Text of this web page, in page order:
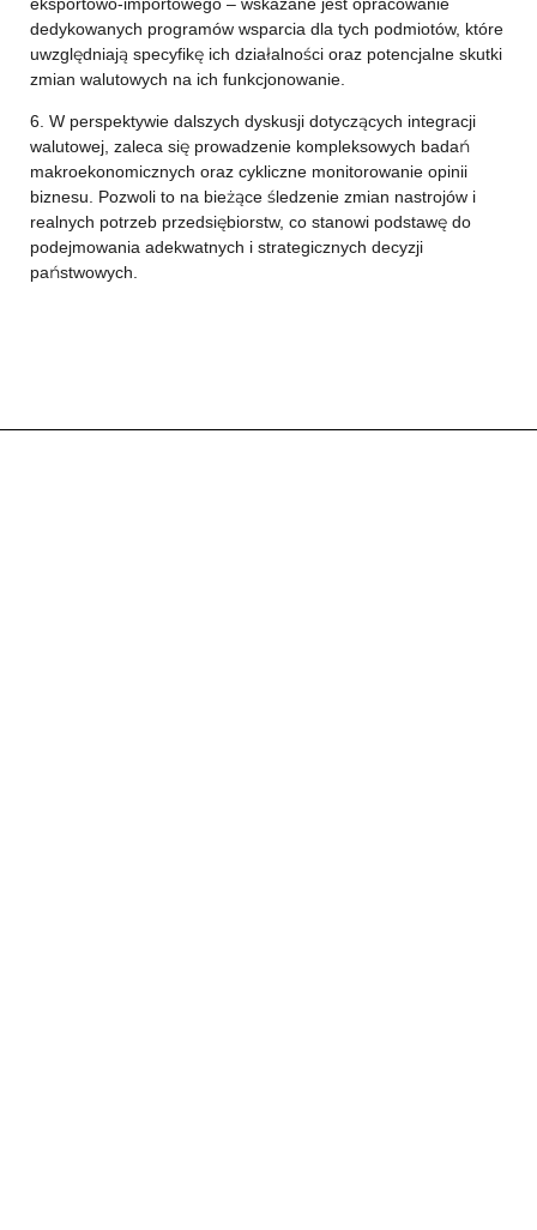
dedykowanych programów wsparcia dla tych podmiotów, które
uwzględniają specyfikę ich działalności oraz potencjalne skutki
zmian walutowych na ich funkcjonowanie.
6. W perspektywie dalszych dyskusji dotyczących integracji
walutowej, zaleca się prowadzenie kompleksowych badań
makroekonomicznych oraz cykliczne monitorowanie opinii
biznesu. Pozwoli to na bieżące śledzenie zmian nastrojów i
realnych potrzeb przedsiębiorstw, co stanowi podstawę do
podejmowania adekwatnych i strategicznych decyzji
państwowych.